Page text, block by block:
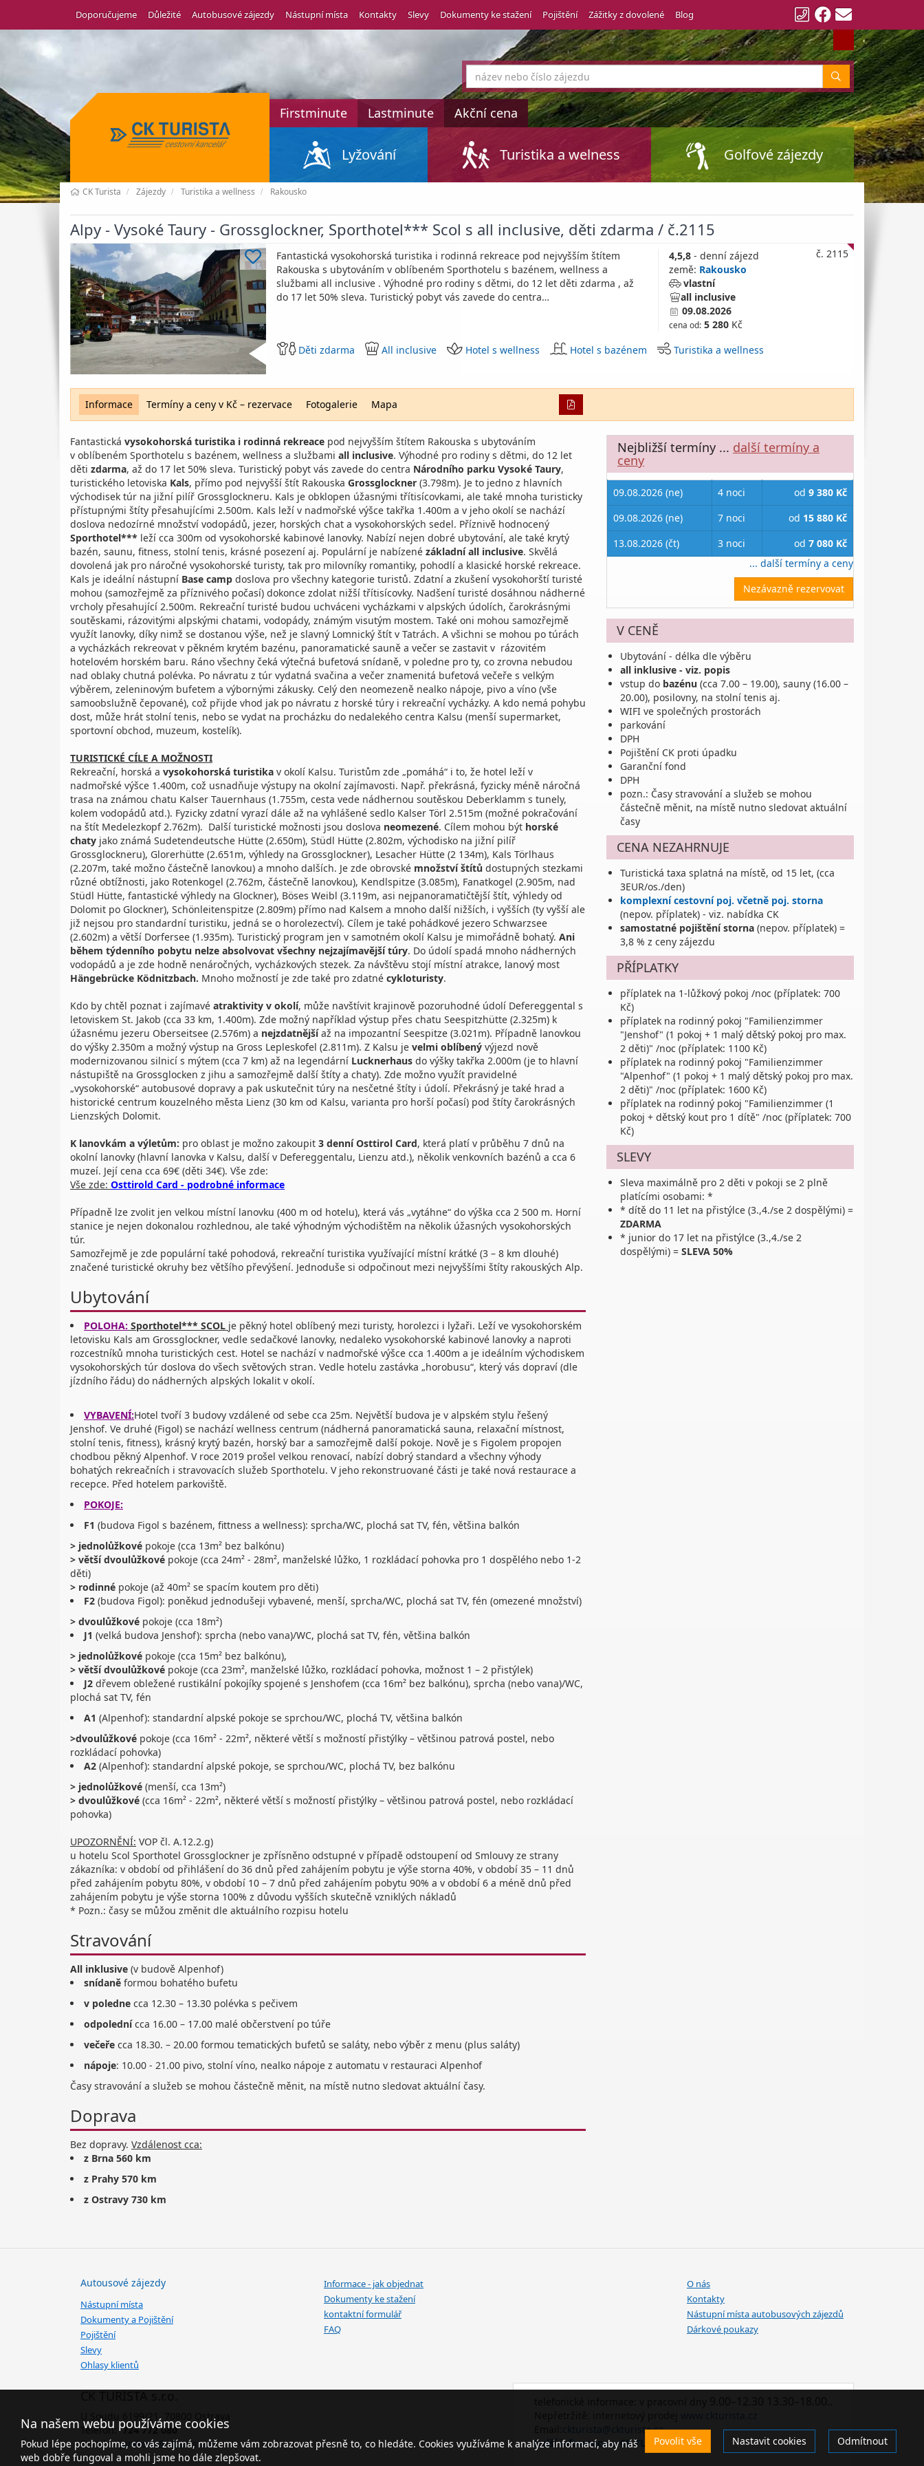
Doporučujeme Důležité Autobusové zájezdy Nástupní místa Kontakty Slevy Dokumenty ke stažení Pojištění Zážitky z dovolené Blog
hledáte
Vyhledat
Firstminute Lastminute Akční cena
Lyžování Turistika a welness Golfové zájezdy
CK Turista Zájezdy Turistika a wellness Rakousko
Alpy - Vysoké Taury - Grossglockner, Sporthotel*** Scol s all inclusive, děti zdarma / č.2115
č. 2115
Fantastická vysokohorská turistika i rodinná rekreace pod nejvyšším štítem
Rakouska s ubytováním v oblíbeném Sporthotelu s bazénem, wellness a
službami all inclusive . Výhodné pro rodiny s dětmi, do 12 let děti zdarma , až
do 17 let 50% sleva. Turistický pobyt vás zavede do centra…
4,5,8- denní zájezd
země: Rakousko
vlastní
all inclusive
09.08.2026
cena od: 5 280 Kč
Děti zdarma
All inclusive Hotel s wellness Hotel s bazénem Turistika a wellness
Informace Termíny a ceny v Kč – rezervace Fotogalerie Mapa
Fantastická vysokohorská turistika i rodinná rekreace pod nejvyšším štítem Rakouska s ubytováním
v oblíbeném Sporthotelu s bazénem, wellness a službami all inclusive. Výhodné pro rodiny s dětmi, do 12 let
děti zdarma, až do 17 let 50% sleva. Turistický pobyt vás zavede do centra Národního parku Vysoké Taury,
turistického letoviska Kals, přímo pod nejvyšší štít Rakouska Grossglockner (3.798m). Je to jedno z hlavních
východisek túr na jižní pilíř Grossglockneru. Kals je obklopen úžasnými třítisícovkami, ale také mnoha turisticky
přístupnými štíty přesahujícími 2.500m. Kals leží v nadmořské výšce takřka 1.400m a v jeho okolí se nachází
doslova nedozírné množství vodopádů, jezer, horských chat a vysokohorských sedel. Příznivě hodnocený
Sporthotel*** leží cca 300m od vysokohorské kabinové lanovky. Nabízí nejen dobré ubytování, ale také krytý
bazén, saunu, fitness, stolní tenis, krásné posezení aj. Populární je nabízené základní all inclusive. Skvělá
dovolená jak pro náročné vysokohorské turisty, tak pro milovníky romantiky, pohodlí a klasické horské rekreace.
Kals je ideální nástupní Base camp doslova pro všechny kategorie turistů. Zdatní a zkušení vysokohorští turisté
mohou (samozřejmě za příznivého počasí) dokonce zdolat nižší třítisícovky. Nadšení turisté dosáhnou nádherné
vrcholy přesahující 2.500m. Rekreační turisté budou uchváceni vycházkami v alpských údolích, čarokrásnými
soutěskami, rázovitými alpskými chatami, vodopády, známým visutým mostem. Také oni mohou samozřejmě
využít lanovky, díky nimž se dostanou výše, než je slavný Lomnický štít v Tatrách. A všichni se mohou po túrách
a vycházkách rekreovat v pěkném krytém bazénu, panoramatické sauně a večer se zastavit v rázovitém
hotelovém horském baru. Ráno všechny čeká výtečná bufetová snídaně, v poledne pro ty, co zrovna nebudou
nad oblaky chutná polévka. Po návratu z túr vydatná svačina a večer znamenitá bufetová večeře s velkým
výběrem, zeleninovým bufetem a výbornými zákusky. Celý den neomezeně nealko nápoje, pivo a víno (vše
samoobslužně čepované), což přijde vhod jak po návratu z horské túry i rekreační vycházky. A kdo nemá pohybu
dost, může hrát stolní tenis, nebo se vydat na procházku do nedalekého centra Kalsu (menší supermarket,
sportovní obchod, muzeum, kostelík).
TURISTICKÉ CÍLE A MOŽNOSTI
Rekreační, horská a vysokohorská turistika v okolí Kalsu. Turistům zde „pomáhá“ i to, že hotel leží v
nadmořské výšce 1.400m, což usnadňuje výstupy na okolní zajímavosti. Např. překrásná, fyzicky méně náročná
trasa na známou chatu Kalser Tauernhaus (1.755m, cesta vede nádhernou soutěskou Deberklamm s tunely,
kolem vodopádů atd.). Fyzicky zdatní vyrazí dále až na vyhlášené sedlo Kalser Törl 2.515m (možné pokračování
na štít Medelezkopf 2.762m). Další turistické možnosti jsou doslova neomezené. Cílem mohou být horské
chaty jako známá Sudetendeutsche Hütte (2.650m), Stüdl Hütte (2.802m, východisko na jižní pilíř
Grossglockneru), Glorerhütte (2.651m, výhledy na Grossglockner), Lesacher Hütte (2 134m), Kals Törlhaus
(2.207m, také možno částečně lanovkou) a mnoho dalších. Je zde obrovské množství štítů dostupných stezkami
různé obtížnosti, jako Rotenkogel (2.762m, částečně lanovkou), Kendlspitze (3.085m), Fanatkogel (2.905m, nad
Stüdl Hütte, fantastické výhledy na Glockner), Böses Weibl (3.119m, asi nejpanoramatičtější štít, výhledy od
Dolomit po Glockner), Schönleitenspitze (2.809m) přímo nad Kalsem a mnoho další nižších, i vyšších (ty vyšší ale
již nejsou pro standardní turistiku, jedná se o horolezectví). Cílem je také pohádkové jezero Schwarzsee
(2.602m) a větší Dorfersee (1.935m). Turistický program jen v samotném okolí Kalsu je mimořádně bohatý. Ani
během týdenního pobytu nelze absolvovat všechny nejzajímavější túry. Do údolí spadá mnoho nádherných
vodopádů a je zde hodně nenáročných, vycházkových stezek. Za návštěvu stojí místní atrakce, lanový most
Hängebrücke Ködnitzbach. Mnoho možností je zde také pro zdatné cykloturisty.
Kdo by chtěl poznat i zajímavé atraktivity v okolí, může navštívit krajinově pozoruhodné údolí Defereggental s
letoviskem St. Jakob (cca 33 km, 1.400m). Zde možný například výstup přes chatu Seespitzhütte (2.325m) k
úžasnému jezeru Oberseitsee (2.576m) a nejzdatnějšíaž na impozantní Seespitze (3.021m). Případně lanovkou
do výšky 2.350m a možný výstup na Gross Lepleskofel (2.811m). Z Kalsu je velmi oblíbený výjezd nově
modernizovanou silnicí s mýtem (cca 7 km) až na legendární Lucknerhaus do výšky takřka 2.000m (je to hlavní
nástupiště na Grossglocken z jihu a samozřejmě další štíty a chaty). Zde možno využít pravidelné
„vysokohorské“ autobusové dopravy a pak uskutečnit túry na nesčetné štíty i údolí. Překrásný je také hrad a
historické centrum kouzelného města Lienz (30 km od Kalsu, varianta pro horší počasí) pod štíty čarokrásných
Lienzských Dolomit.
K lanovkám a výletům: pro oblast je možno zakoupit 3 denní Osttirol Card, která platí v průběhu 7 dnů na
okolní lanovky (hlavní lanovka v Kalsu, další v Defereggentalu, Lienzu atd.), několik venkovních bazénů a cca 6
muzeí. Její cena cca 69€ (děti 34€). Vše zde:
Vše zde: Osttirold Card - podrobné informace
Případně lze zvolit jen velkou místní lanovku (400 m od hotelu), která vás „vytáhne“ do výška cca 2 500 m. Horní
stanice je nejen dokonalou rozhlednou, ale také výhodným východištěm na několik úžasných vysokohorských
túr.
Samozřejmě je zde populární také pohodová, rekreační turistika využívající místní krátké (3 – 8 km dlouhé)
značené turistické okruhy bez většího převýšení. Jednoduše si odpočinout mezi nejvyššími štíty rakouských Alp.
Ubytování
POLOHA: Sporthotel*** SCOL je pěkný hotel oblíbený mezi turisty, horolezci i lyžaři. Leží ve vysokohorském
letovisku Kals am Grossglockner, vedle sedačkové lanovky, nedaleko vysokohorské kabinové lanovky a naproti
rozcestníků mnoha turistických cest. Hotel se nachází v nadmořské výšce cca 1.400m a je ideálním východiskem
vysokohorských túr doslova do všech světových stran. Vedle hotelu zastávka „horobusu“, který vás dopraví (dle
jízdního řádu) do nádherných alpských lokalit v okolí.
VYBAVENÍ:Hotel tvoří 3 budovy vzdálené od sebe cca 25m. Největší budova je v alpském stylu řešený
Jenshof. Ve druhé (Figol) se nachází wellness centrum (nádherná panoramatická sauna, relaxační místnost,
stolní tenis, fitness), krásný krytý bazén, horský bar a samozřejmě další pokoje. Nově je s Figolem propojen
chodbou pěkný Alpenhof. V roce 2019 prošel velkou renovací, nabízí dobrý standard a všechny výhody
bohatých rekreačních i stravovacích služeb Sporthotelu. V jeho rekonstruované části je také nová restaurace a
recepce. Před hotelem parkoviště.
POKOJE:
F1 (budova Figol s bazénem, fittness a wellness): sprcha/WC, plochá sat TV, fén, většina balkón
> jednolůžkové pokoje (cca 13m² bez balkónu)
> větší dvoulůžkové pokoje (cca 24m² - 28m², manželské lůžko, 1 rozkládací pohovka pro 1 dospělého nebo 1-2
děti)
> rodinné pokoje (až 40m² se spacím koutem pro děti)
F2 (budova Figol): poněkud jednodušeji vybavené, menší, sprcha/WC, plochá sat TV, fén (omezené množství)
> dvoulůžkové pokoje (cca 18m²)
J1 (velká budova Jenshof): sprcha (nebo vana)/WC, plochá sat TV, fén, většina balkón
> jednolůžkové pokoje (cca 15m² bez balkónu),
> větší dvoulůžkové pokoje (cca 23m², manželské lůžko, rozkládací pohovka, možnost 1 – 2 přistýlek)
J2 dřevem obležené rustikální pokojíky spojené s Jenshofem (cca 16m² bez balkónu), sprcha (nebo vana)/WC,
plochá sat TV, fén
A1 (Alpenhof): standardní alpské pokoje se sprchou/WC, plochá TV, většina balkón
>dvoulůžkové pokoje (cca 16m² - 22m², některé větší s možností přistýlky – většinou patrová postel, nebo
rozkládací pohovka)
A2 (Alpenhof): standardní alpské pokoje, se sprchou/WC, plochá TV, bez balkónu
> jednolůžkové (menší, cca 13m²)
> dvoulůžkové (cca 16m² - 22m², některé větší s možností přistýlky – většinou patrová postel, nebo rozkládací
pohovka)
UPOZORNĚNÍ: VOP čl. A.12.2.g)
u hotelu Scol Sporthotel Grossglockner je zpřísněno odstupné v případě odstoupení od Smlouvy ze strany
zákazníka: v období od přihlášení do 36 dnů před zahájením pobytu je výše storna 40%, v období 35 – 11 dnů
před zahájením pobytu 80%, v období 10 – 7 dnů před zahájením pobytu 90% a v období 6 a méně dnů před
zahájením pobytu je výše storna 100% z důvodu vyšších skutečně vzniklých nákladů
* Pozn.: časy se můžou změnit dle aktuálního rozpisu hotelu
Stravování
All inklusive (v budově Alpenhof)
snídaně formou bohatého bufetu
v poledne cca 12.30 – 13.30 polévka s pečivem
odpolednícca 16.00 – 17.00 malé občerstvení po túře
večeře cca 18.30. – 20.00 formou tematických bufetů se saláty, nebo výběr z menu (plus saláty)
nápoje: 10.00 - 21.00 pivo, stolní víno, nealko nápoje z automatu v restauraci Alpenhof
Časy stravování a služeb se mohou částečně měnit, na místě nutno sledovat aktuální časy.
Doprava
Bez dopravy. Vzdálenost cca:
z Brna 560 km
z Prahy 570 km
z Ostravy 730 km
Nejbližší termíny ... další termíny a
ceny
09.08.2026 (ne) 4 noci od 9 380 Kč
09.08.2026 (ne)
7 noci od 15 880 Kč
13.08.2026 (čt)
3 noci od 7 080 Kč
... další termíny a ceny
Nezávazně rezervovat
V CENĚ
Ubytování - délka dle výběru
all inklusive - viz. popis
vstup do bazénu (cca 7.00 – 19.00), sauny (16.00 –
20.00), posilovny, na stolní tenis aj.
WIFI ve společných prostorách
parkování
DPH
Pojištění CK proti úpadku
Garanční fond
DPH
pozn.: Časy stravování a služeb se mohou
částečně měnit, na místě nutno sledovat aktuální
časy
CENA NEZAHRNUJE
Turistická taxa splatná na místě, od 15 let, (cca
3EUR/os./den)
komplexní cestovní poj. včetně poj. storna
(nepov. příplatek) - viz. nabídka CK
samostatné pojištění storna (nepov. příplatek) =
3,8 % z ceny zájezdu
PŘÍPLATKY
příplatek na 1-lůžkový pokoj /noc (příplatek: 700
Kč)
příplatek na rodinný pokoj "Familienzimmer
"Jenshof" (1 pokoj + 1 malý dětský pokoj pro max.
2 děti)" /noc (příplatek: 1100 Kč)
příplatek na rodinný pokoj "Familienzimmer
"Alpenhof" (1 pokoj + 1 malý dětský pokoj pro max.
2 děti)" /noc (příplatek: 1600 Kč)
příplatek na rodinný pokoj "Familienzimmer (1
pokoj + dětský kout pro 1 dítě" /noc (příplatek: 700
Kč)
SLEVY
Sleva maximálně pro 2 děti v pokoji se 2 plně
platícími osobami: *
* dítě do 11 let na přistýlce (3.,4./se 2 dospělými) =
ZDARMA
* junior do 17 let na přistýlce (3.,4./se 2
dospělými) = SLEVA 50%
Autousové zájezdy
Nástupní místa
Dokumenty a Pojištění
Pojištění
Slevy
Ohlasy klientů
Informace - jak objednat
Dokumenty ke stažení
kontaktní formulář
FAQ
O nás
Kontakty
Nástupní místa autobusových zájezdů
Dárkové poukazy
U Soudu 6199/21, 70800 Ostrava
Telefon:724 772 080
Email:janikova@ckturista.cz
www.ckturista.cz
ckturista@ckturista.cz
Další informace o CK TURISTA
Na našem webu používáme cookies
Pokud lépe pochopíme, co vás zajímá, můžeme vám zobrazovat přesně to, co hledáte. Cookies využíváme k analýze informací, aby náš
web dobře fungoval a mohli jsme ho dále zlepšovat.
Povolit vše Nastavit cookies Odmítnout